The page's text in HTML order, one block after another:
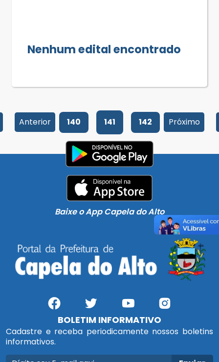
Nenhum edital encontrado
Anterior 140 141 142 Próximo
Baixe o App Capela do Alto
BOLETIM INFORMATIVO
Cadastre e receba periodicamente nossos boletins
informativos.